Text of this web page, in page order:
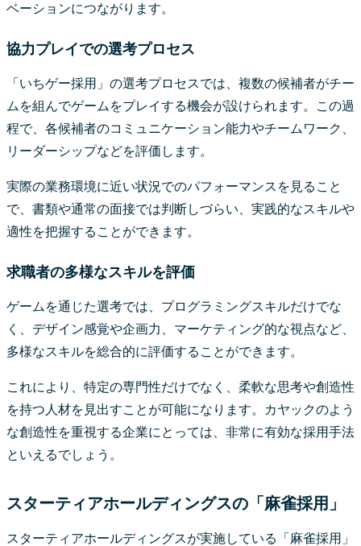
ベーションにつながります。
協力プレイでの選考プロセス
「いちゲー採用」の選考プロセスでは、複数の候補者がチー
ムを組んでゲームをプレイする機会が設けられます。この過
程で、各候補者のコミュニケーション能力やチームワーク、
リーダーシップなどを評価します。
実際の業務環境に近い状況でのパフォーマンスを見ること
で、書類や通常の面接では判断しづらい、実践的なスキルや
適性を把握することができます。
求職者の多様なスキルを評価
ゲームを通じた選考では、プログラミングスキルだけでな
く、デザイン感覚や企画力、マーケティング的な視点など、
多様なスキルを総合的に評価することができます。
これにより、特定の専門性だけでなく、柔軟な思考や創造性
を持つ人材を見出すことが可能になります。カヤックのよう
な創造性を重視する企業にとっては、非常に有効な採用手法
といえるでしょう。
スターティアホールディングスの「麻雀採用」
スターティアホールディングスが実施している「麻雀採用」